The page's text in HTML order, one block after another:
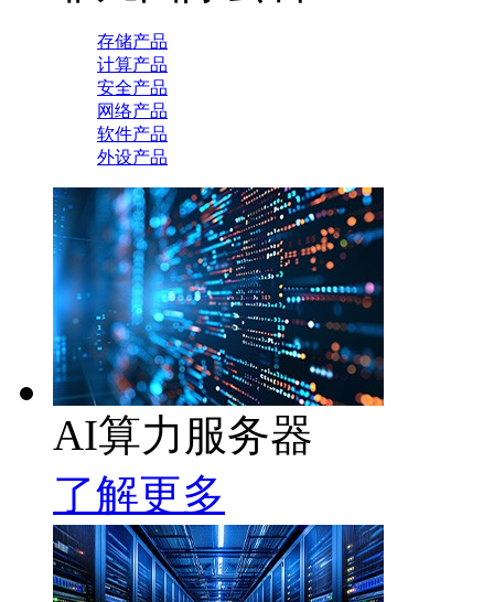
存储产品
计算产品
安全产品
网络产品
软件产品
外设产品
AI算力服务器
了解更多